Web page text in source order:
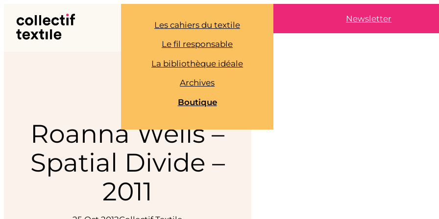
contenu
Les cahiers du textile
Le fil responsable
La bibliothèque idéale
Archives
Boutique
Newsletter
Roanna Wells –
Spatial Divide –
2011